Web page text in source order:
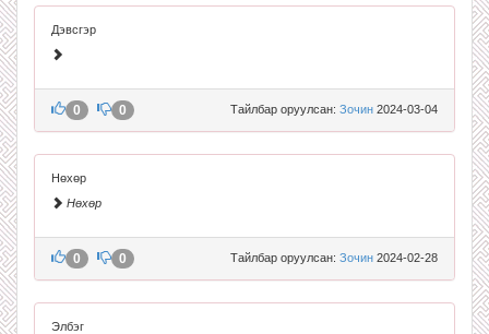
Дэвсгэр
Тайлбар оруулсан: Зочин 2024-03-04
0 0
Нөхөр
Нөхөр
Тайлбар оруулсан: Зочин 2024-02-28
0 0
Элбэг